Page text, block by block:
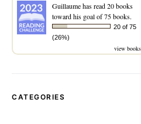
Guillaumehas read 20 books
toward his goal of 75 books.
20 of 75
(26%)
view books
CATEGORIES